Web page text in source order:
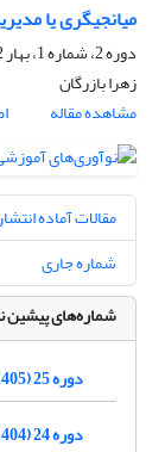
میانجیگری یا
دوره 2، شماره 1، بهار 1382، صفحه
زهرا بازرگان
مشاهده مقاله
مقالات آماده
شماره جاری
شماره‌های پیشین
دوره 25 (1405)
دوره 24 (1404)